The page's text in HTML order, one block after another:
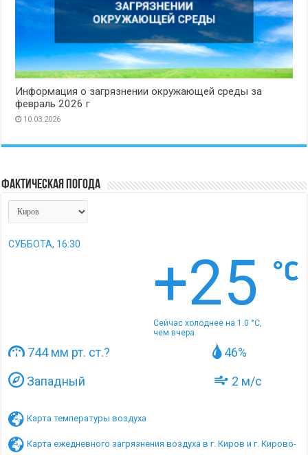
Информация о загрязнении окружающей среды за
февраль 2026 г
10.03.2026
Фактическая погода
СУББОТА, 16:30
+25
Сейчас холоднее на 1.0 °C,
чем вчера
744 мм рт. ст.?
46%
Западный
2 м/с
Карта температуры воздуха
Карта ежедневного загрязнения воздуха в г. Киров и г. Кирово-